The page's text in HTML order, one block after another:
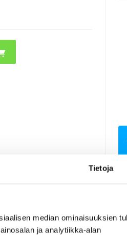
Tietoja
median ominaisuuksien
ja analytiikka-alan
Dot+ iPhone
aa /